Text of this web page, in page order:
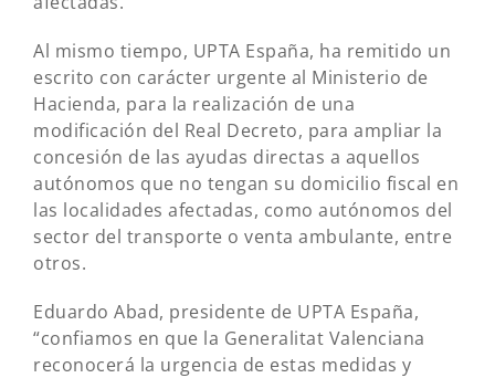
Al mismo tiempo, UPTA España, ha remitido un
escrito con carácter urgente al Ministerio de
Hacienda, para la realización de una
modificación del Real Decreto, para ampliar la
concesión de las ayudas directas a aquellos
autónomos que no tengan su domicilio fiscal en
las localidades afectadas, como autónomos del
sector del transporte o venta ambulante, entre
otros.
Eduardo Abad, presidente de UPTA España,
“confiamos en que la Generalitat Valenciana
reconocerá la urgencia de estas medidas y